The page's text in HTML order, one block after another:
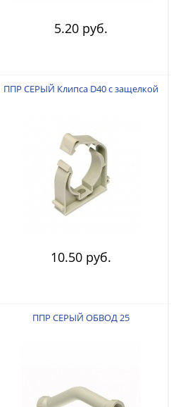
5.20 руб.
ППР СЕРЫЙ Клипса D40 с защелкой
10.50 руб.
ППР СЕРЫЙ ОБВОД 25